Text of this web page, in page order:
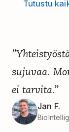
Tutustu
sujuvaa.
ei tarvita.”
Jan F.